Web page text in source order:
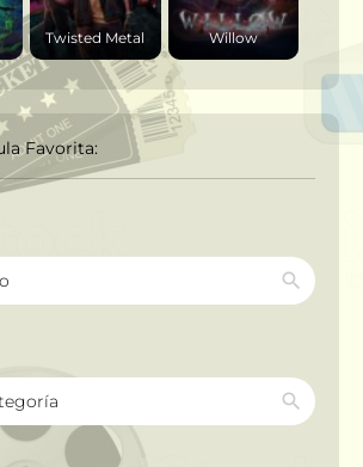
Twisted Metal Willow
Favorita: